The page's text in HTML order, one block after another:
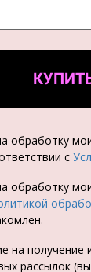
обработку
с
обработку
на
рассылок